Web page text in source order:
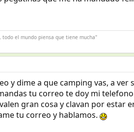
el mundo piensa que tiene mucha"
y dime a que camping vas, a
tu correo te doy mi
gran cosa y clavan por estar
tu correo y hablamos.